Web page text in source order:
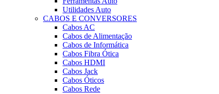
Utilidades Auto
CABOS E CONVERSORES
Cabos AC
Cabos de Alimentação
Cabos de Informática
Cabos Fibra Ótica
Cabos HDMI
Cabos Jack
Cabos Óticos
Cabos Rede